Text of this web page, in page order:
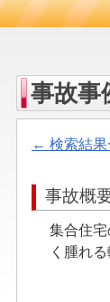
事故事
← 検索結果
事故概
集合住
く腫れる